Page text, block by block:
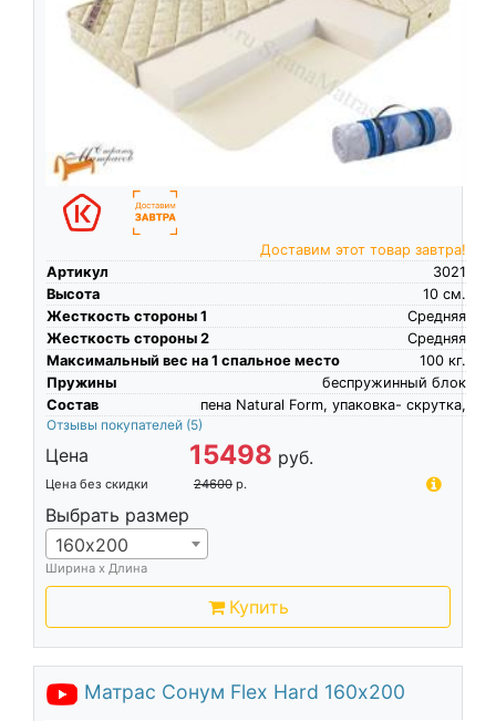
Доставим этот товар завтра!
Артикул
3021
Высота
см.
10
Жесткость стороны 1
Средняя
Жесткость стороны 2
Средняя
Максимальный вес на 1 спальное место
кг.
100
Пружины
беспружинный блок
Состав
пена Natural Form, упаковка- скрутка,
Отзывы покупателей (5)
Цена 15498 руб.
Цена без скидки 24600 р.
Выбрать размер
160х200
Ширина х Длина
Купить
Матрас Сонум Flex Hard 160х200